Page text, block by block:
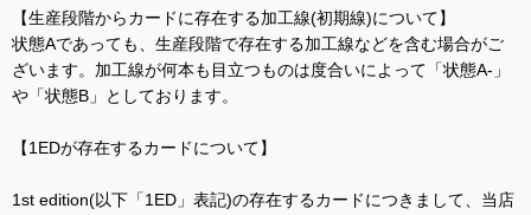
【生産段階からカードに存在する加工線(初期線)について】
状態Aであっても、生産段階で存在する加工線などを含む場合がご
ざいます。加工線が何本も目立つものは度合いによって「状態A-」
や「状態B」としております。
【1EDが存在するカードについて】
1st edition(以下「1ED」表記)の存在するカードにつきまして、当店